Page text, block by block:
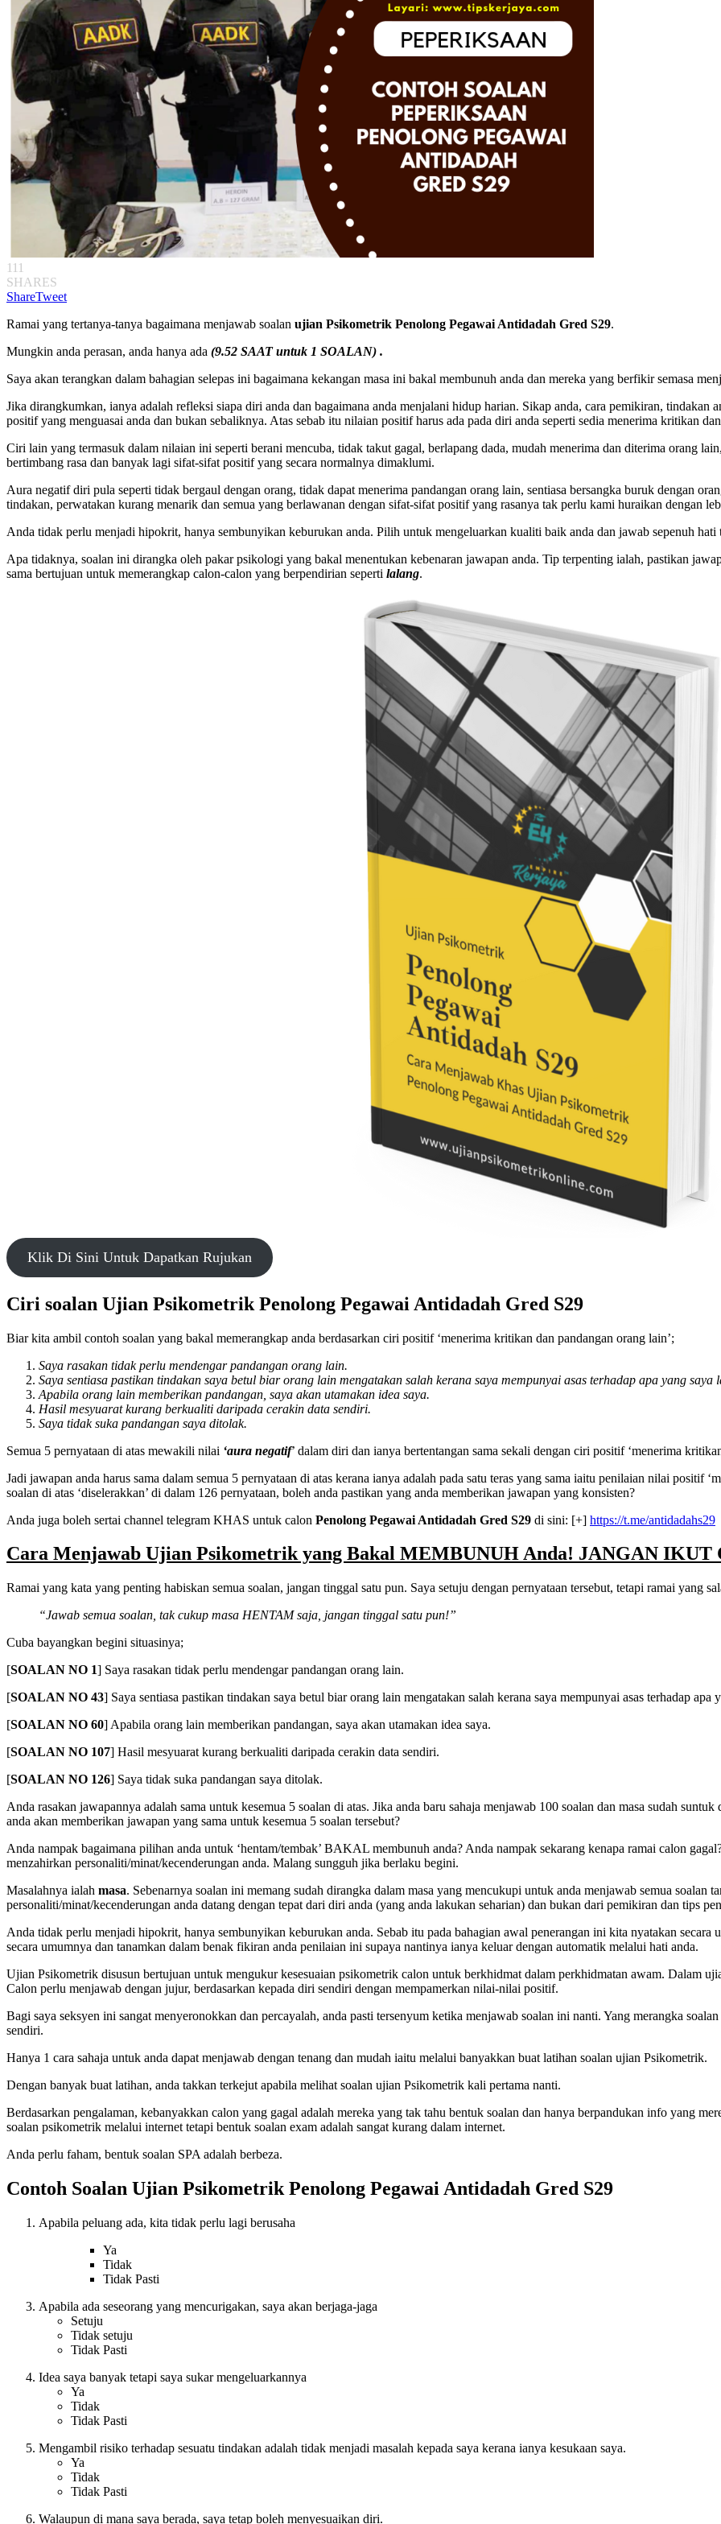
111
SHARES
ShareTweet
Ramai yang tertanya-tanya bagaimana menjawab soalan ujian Psikometrik Penolong Pegawai Antidadah Gred S29.
Mungkin anda perasan, anda hanya ada (9.52 SAAT untuk 1 SOALAN) .
Saya akan terangkan dalam bahagian selepas ini bagaimana kekangan masa ini bakal membunuh anda dan mereka yang berfikir semasa
Jika dirangkumkan, ianya adalah refleksi siapa diri anda dan bagaimana anda menjalani hidup harian. Sikap anda, cara pemikiran, tindakan
positif yang menguasai anda dan bukan sebaliknya. Atas sebab itu nilaian positif harus ada pada diri anda seperti sedia menerima kritikan
Ciri lain yang termasuk dalam nilaian ini seperti berani mencuba, tidak takut gagal, berlapang dada, mudah menerima dan diterima orang
bertimbang rasa dan banyak lagi sifat-sifat positif yang secara normalnya dimaklumi.
Aura negatif diri pula seperti tidak bergaul dengan orang, tidak dapat menerima pandangan orang lain, sentiasa bersangka buruk dengan
tindakan, perwatakan kurang menarik dan semua yang berlawanan dengan sifat-sifat positif yang rasanya tak perlu kami huraikan dengan
Anda tidak perlu menjadi hipokrit, hanya sembunyikan keburukan anda. Pilih untuk mengeluarkan kualiti baik anda dan jawab sepenuh hati
Apa tidaknya, soalan ini dirangka oleh pakar psikologi yang bakal menentukan kebenaran jawapan anda. Tip terpenting ialah, pastikan
sama bertujuan untuk memerangkap calon-calon yang berpendirian seperti lalang.
Klik Di Sini Untuk Dapatkan Rujukan
Ciri soalan Ujian Psikometrik Penolong Pegawai Antidadah Gred S29
Biar kita ambil contoh soalan yang bakal memerangkap anda berdasarkan ciri positif ‘menerima kritikan dan pandangan orang lain’;
Saya rasakan tidak perlu mendengar pandangan orang lain.
Saya sentiasa pastikan tindakan saya betul biar orang lain mengatakan salah kerana saya mempunyai asas terhadap apa yang saya
Apabila orang lain memberikan pandangan, saya akan utamakan idea saya.
Hasil mesyuarat kurang berkualiti daripada cerakin data sendiri.
Saya tidak suka pandangan saya ditolak.
Semua 5 pernyataan di atas mewakili nilai ‘aura negatif’ dalam diri dan ianya bertentangan sama sekali dengan ciri positif ‘menerima
Jadi jawapan anda harus sama dalam semua 5 pernyataan di atas kerana ianya adalah pada satu teras yang sama iaitu penilaian nilai positif
soalan di atas ‘diselerakkan’ di dalam 126 pernyataan, boleh anda pastikan yang anda memberikan jawapan yang konsisten?
Anda juga boleh sertai channel telegram KHAS untuk calon Penolong Pegawai Antidadah Gred S29 di sini: [+] https://t.me/antidadahs29
Cara Menjawab Ujian Psikometrik yang Bakal MEMBUNUH Anda! JANGAN IKUT
Ramai yang kata yang penting habiskan semua soalan, jangan tinggal satu pun. Saya setuju dengan pernyataan tersebut, tetapi ramai yang
“Jawab semua soalan, tak cukup masa HENTAM saja, jangan tinggal satu pun!”
Cuba bayangkan begini situasinya;
[SOALAN NO 1] Saya rasakan tidak perlu mendengar pandangan orang lain.
[SOALAN NO 43] Saya sentiasa pastikan tindakan saya betul biar orang lain mengatakan salah kerana saya mempunyai asas terhadap apa
[SOALAN NO 60] Apabila orang lain memberikan pandangan, saya akan utamakan idea saya.
[SOALAN NO 107] Hasil mesyuarat kurang berkualiti daripada cerakin data sendiri.
[SOALAN NO 126] Saya tidak suka pandangan saya ditolak.
Anda rasakan jawapannya adalah sama untuk kesemua 5 soalan di atas. Jika anda baru sahaja menjawab 100 soalan dan masa sudah
anda akan memberikan jawapan yang sama untuk kesemua 5 soalan tersebut?
Anda nampak bagaimana pilihan anda untuk ‘hentam/tembak’ BAKAL membunuh anda? Anda nampak sekarang kenapa ramai calon
menzahirkan personaliti/minat/kecenderungan anda. Malang sungguh jika berlaku begini.
Masalahnya ialah masa. Sebenarnya soalan ini memang sudah dirangka dalam masa yang mencukupi untuk anda menjawab semua soalan
personaliti/minat/kecenderungan anda datang dengan tepat dari diri anda (yang anda lakukan seharian) dan bukan dari pemikiran dan tips
Anda tidak perlu menjadi hipokrit, hanya sembunyikan keburukan anda. Sebab itu pada bahagian awal penerangan ini kita nyatakan secara
secara umumnya dan tanamkan dalam benak fikiran anda penilaian ini supaya nantinya ianya keluar dengan automatik melalui hati anda.
Ujian Psikometrik disusun bertujuan untuk mengukur kesesuaian psikometrik calon untuk berkhidmat dalam perkhidmatan awam. Dalam
Calon perlu menjawab dengan jujur, berdasarkan kepada diri sendiri dengan mempamerkan nilai-nilai positif.
Bagi saya seksyen ini sangat menyeronokkan dan percayalah, anda pasti tersenyum ketika menjawab soalan ini nanti. Yang merangka
sendiri.
Hanya 1 cara sahaja untuk anda dapat menjawab dengan tenang dan mudah iaitu melalui banyakkan buat latihan soalan ujian Psikometrik.
Dengan banyak buat latihan, anda takkan terkejut apabila melihat soalan ujian Psikometrik kali pertama nanti.
Berdasarkan pengalaman, kebanyakkan calon yang gagal adalah mereka yang tak tahu bentuk soalan dan hanya berpandukan info yang
soalan psikometrik melalui internet tetapi bentuk soalan exam adalah sangat kurang dalam internet.
Anda perlu faham, bentuk soalan SPA adalah berbeza.
Contoh Soalan Ujian Psikometrik Penolong Pegawai Antidadah Gred S29
Apabila peluang ada, kita tidak perlu lagi berusaha
Ya
Tidak
Tidak Pasti
Apabila ada seseorang yang mencurigakan, saya akan berjaga-jaga
Setuju
Tidak setuju
Tidak Pasti
Idea saya banyak tetapi saya sukar mengeluarkannya
Ya
Tidak
Tidak Pasti
Mengambil risiko terhadap sesuatu tindakan adalah tidak menjadi masalah kepada saya kerana ianya kesukaan saya.
Ya
Tidak
Tidak Pasti
Walaupun di mana saya berada, saya tetap boleh menyesuaikan diri.